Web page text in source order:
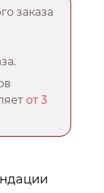
заказа
от 3